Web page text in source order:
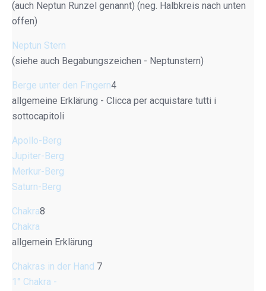
(auch Neptun Runzel genannt) (neg. Halbkreis nach unten
offen)
Neptun Stern
(siehe auch Begabungszeichen - Neptunstern)
Berge unter den Fingern4
allgemeine Erklärung - Clicca per acquistare tutti i
sottocapitoli
Apollo-Berg
Jupiter-Berg
Merkur-Berg
Saturn-Berg
Chakra8
Chakra
allgemein Erklärung
Chakras in der Hand 7
1° Chakra -